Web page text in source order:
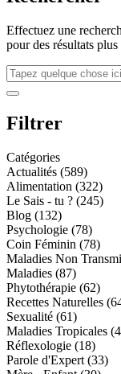
Effectuez une
pour des résultats plus
Filtrer
Catégories
Actualités (589)
Alimentation (322)
Le Sais - tu ? (245)
Blog (132)
Psychologie (78)
Coin Féminin (78)
Maladies Non
Maladies (87)
Phytothérapie (62)
Recettes Naturelles
Sexualité (61)
Maladies Tropicales
Réflexologie (18)
Parole d'Expert (33)